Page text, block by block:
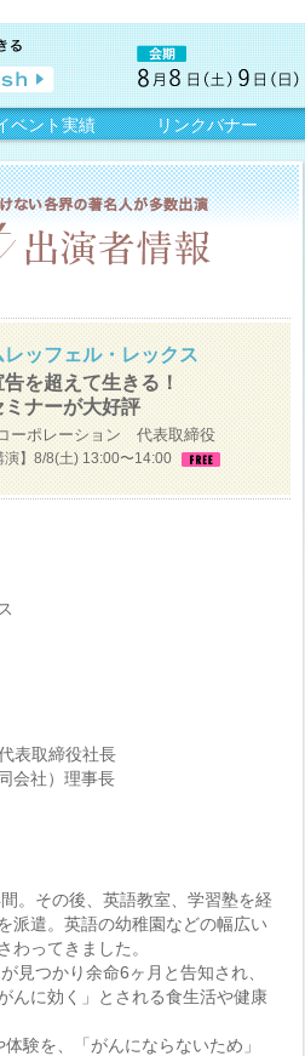
ベント実績 リンクバナー
レッフェル・レックス
告を超えて生きる！
ミナーが大好評
ーポレーション 代表取締役
演】8/8(土) 13:00〜14:00
表取締役社長
会社）理事長
。その後、英語教室、学習塾を経
派遣。英語の幼稚園などの幅広い
わってきました。
見つかり余命6ヶ月と告知され、
んに効く」とされる食生活や健康
験を、「がんにならないため」